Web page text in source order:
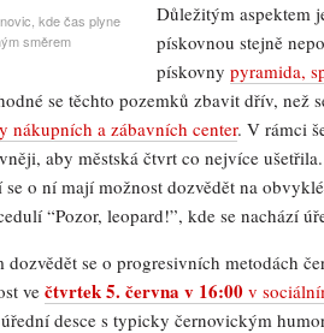
kde čas plyne
směrem
Důležitým aspektem
pískovnou stejně
pískovny pyramida,
se těchto pozemků zbavit dřív, než
nákupních a zábavních center. V rámci
aby městská čtvrt co nejvíce
se o ní mají možnost dozvědět na
“Pozor, leopard!”, kde se nachází
dozvědět se o progresivních metodách
ve čtvrtek 5. června v 16:00 v
desce s typicky černovickým